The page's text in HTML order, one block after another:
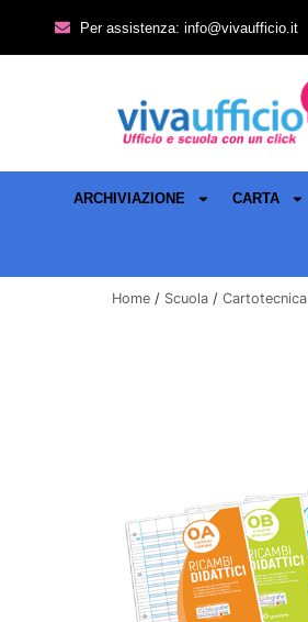
Per assistenza: info@vivaufficio.it
ARCHIVIAZIONE CARTA
Home / Scuola / Cartotecnica